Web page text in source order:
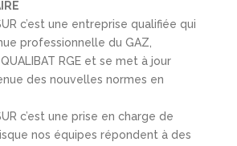
c’est une entreprise qualifiée qui
professionnelle du GAZ,
RGE et se met à jour
des nouvelles normes en
c’est une prise en charge de
nos équipes répondent à des